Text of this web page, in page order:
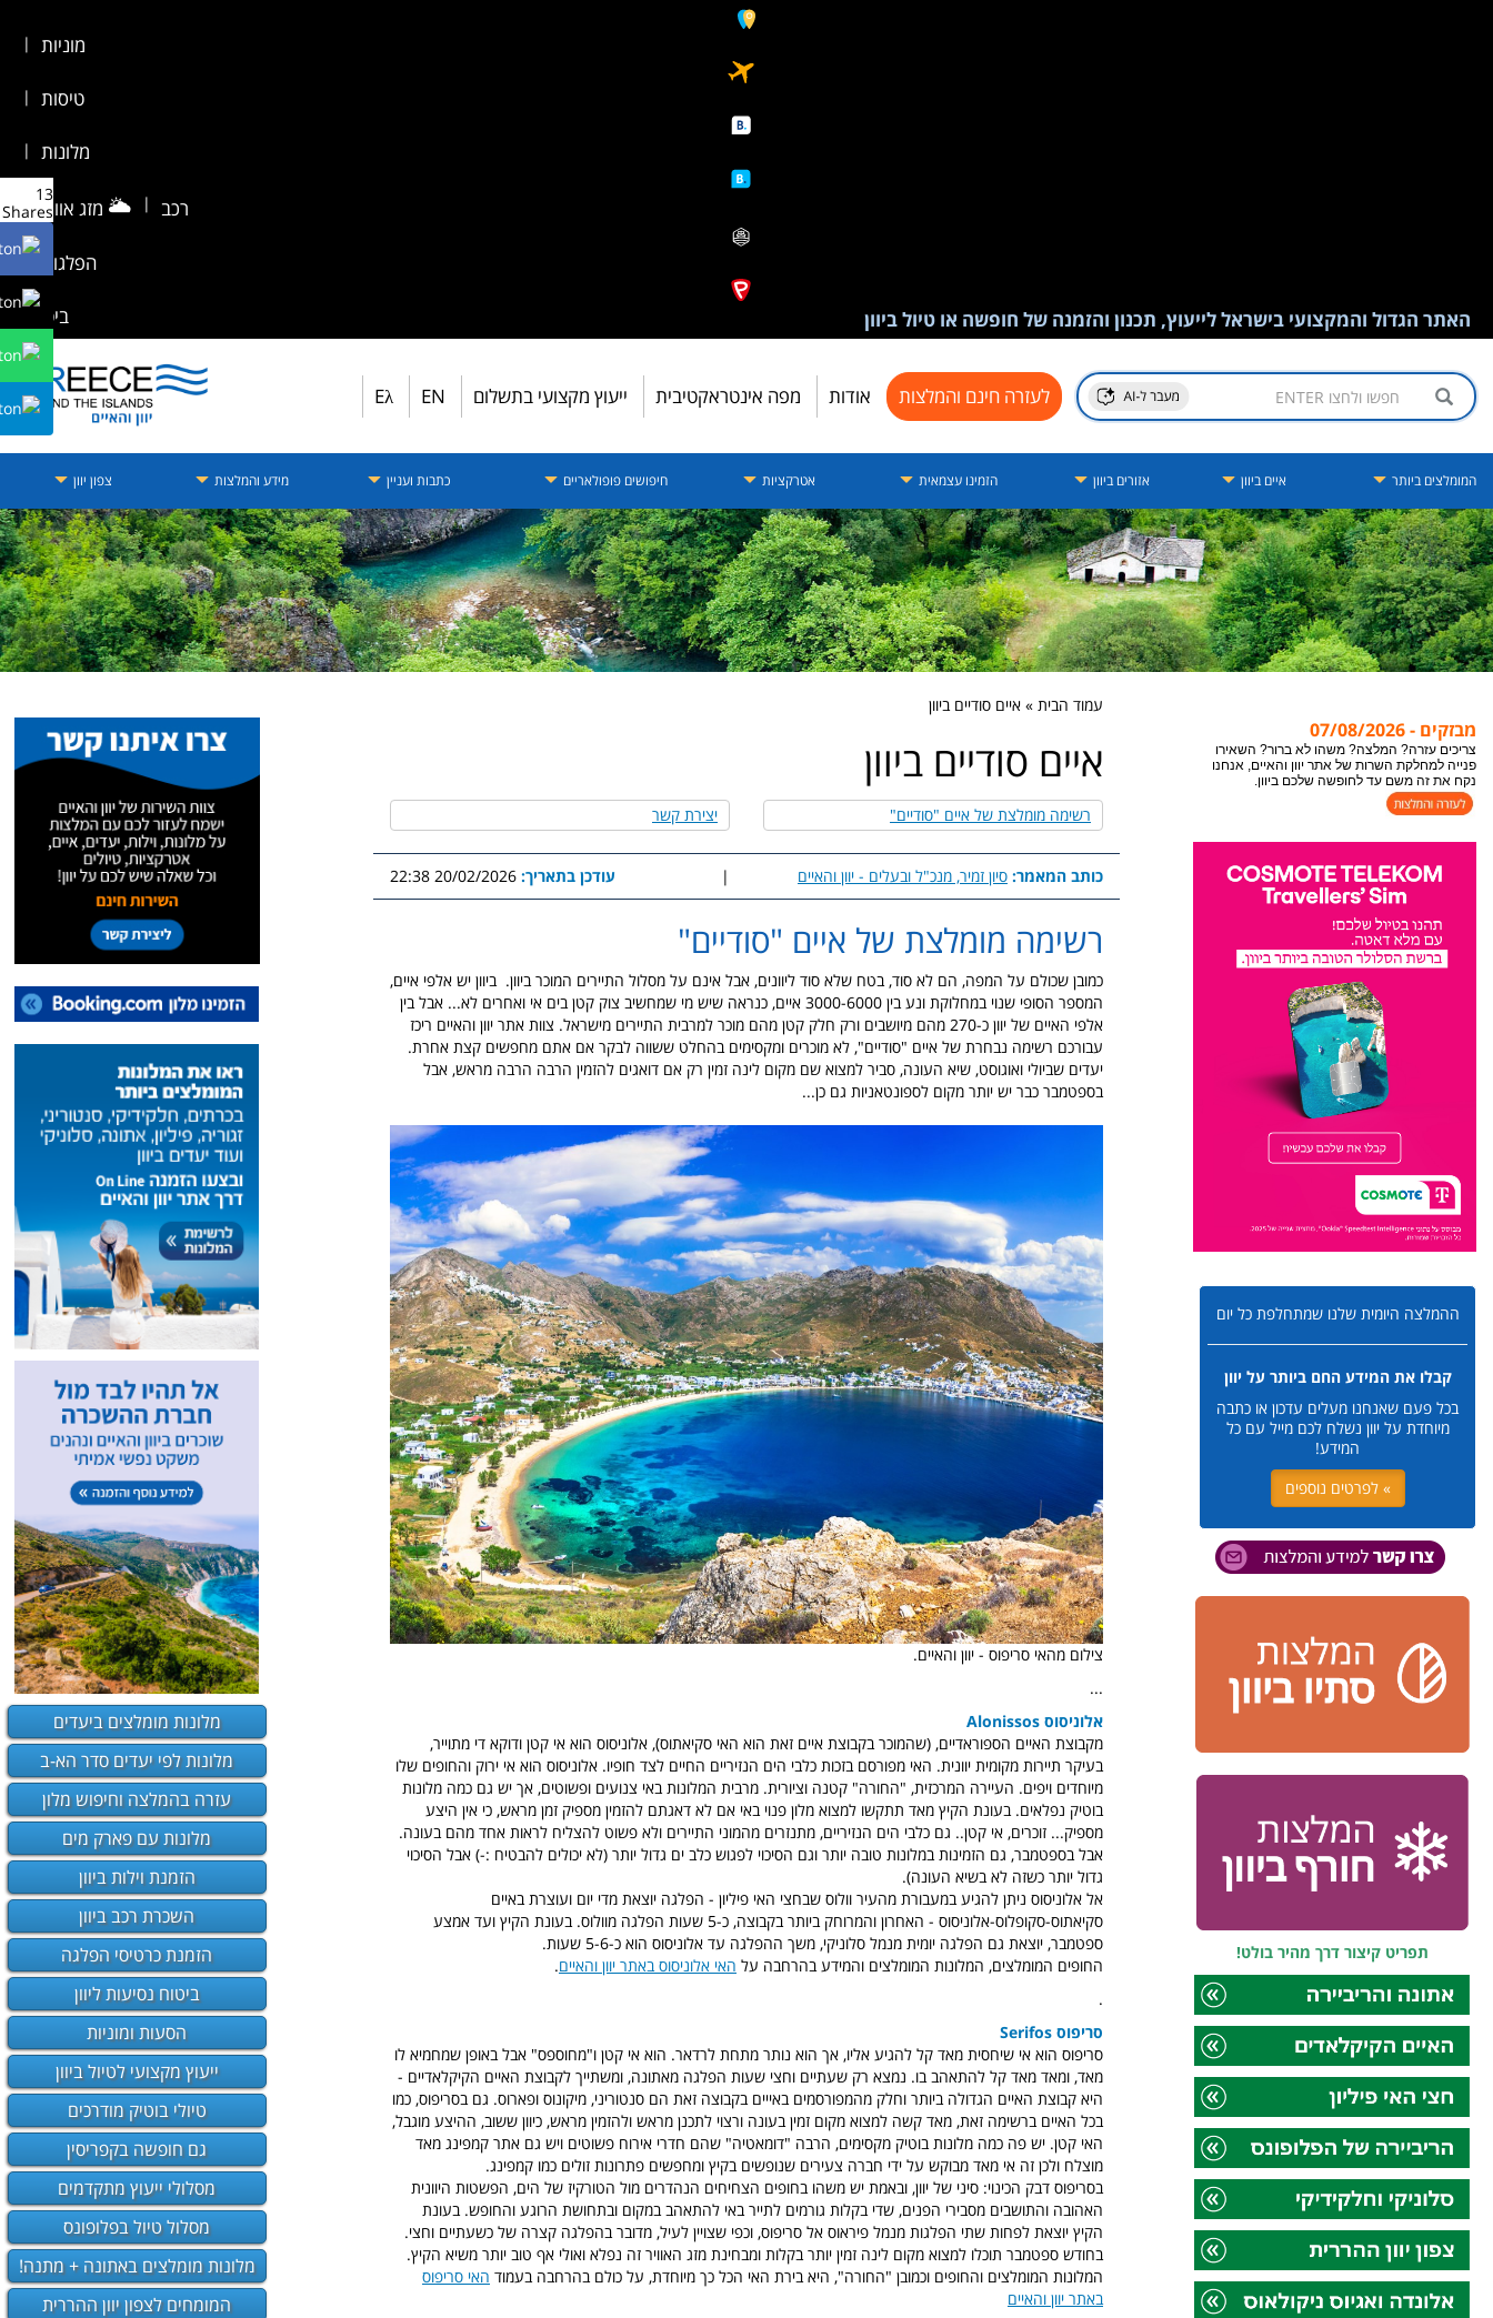
מוניות |
טיסות |
מלונות |
רכב |
🌥️ מזג אוויר |
הפלגות |
ביטוח האתר הגדול והמקצועי בישראל לייעוץ, תכנון והזמנה של חופשה או טיול ביוון
לעזרה חינם והמלצות אודות מפה אינטראקטיבית ייעוץ מקצועי בתשלום EN
Eλ
המומלצים ביותר איים ביוון אזורים ביוון הזמינו עצמאית אטרקציות חיפושים פופולאריים כתבות ועניין מידע והמלצות צפון יוון
עמוד הבית » איים סודיים ביוון
מבזקים - 07/08/2026
צריכים עזרה? המלצה? משהו לא ברור? השאירו
פנייה למחלקת השרות של אתר יוון והאיים, אנחנו
נקח את זה משם עד לחופשה שלכם ביוון.
ההמלצה היומית שלנו שמתחלפת כל יום
קבלו את המידע החם ביותר על יוון
בכל פעם שאנחנו מעלים עדכון או כתבה
מיוחדת על יוון נשלח לכם מייל עם כל
המידע!
» לפרטים נוספים
תפריט קיצור דרך מהיר בולט!
איים סודיים ביוון
רשימה מומלצת של איים "סודיים" יצירת קשר
כותב המאמר: סיון זמיר, מנכ"ל ובעלים - יוון והאיים | עודכן בתאריך: 20/02/2026 22:38
רשימה מומלצת של איים "סודיים"
כמובן שכולם על המפה, הם לא סוד, בטח שלא סוד ליוונים, אבל אינם על מסלול התיירים המוכר ביוון. ביוון יש אלפי איים,
המספר הסופי שנוי במחלוקת ונע בין 3000-6000 איים, כנראה שיש מי שמחשיב צוק קטן בים אי ואחרים לא... אבל בין
אלפי האיים של יוון כ-270 מהם מיושבים ורק חלק קטן מהם מוכר למרבית התיירים מישראל. צוות אתר יוון והאיים ריכז
עבורכם רשימה נבחרת של איים "סודיים", לא מוכרים ומקסימים בהחלט ששווה לבקר אם אתם מחפשים קצת אחרת.
יעדים שביולי ואוגוסט, שיא העונה, סביר למצוא שם מקום לינה זמין רק אם דואגים להזמין הרבה הרבה מראש, אבל
בספטמבר כבר יש יותר מקום לספונטאניות גם כן...
צילום מהאי סריפוס - יוון והאיים.
...
אלוניסוס Alonissos
מקבוצת האיים הספוראדיים, (שהמוכר בקבוצת איים זאת הוא האי סקיאתוס), אלוניסוס הוא אי קטן ודוקא די מתוייר,
בעיקר תיירות מקומית יוונית. האי מפורסם בזכות כלבי הים הנזיריים החיים לצד חופיו. אלוניסוס הוא אי ירוק והחופים שלו
מיוחדים ויפים. העיירה המרכזית, "החורה" קטנה וציורית. מרבית המלונות באי צנועים ופשוטים, אך יש גם כמה מלונות
בוטיק נפלאים. בעונת הקיץ מאד תתקשו למצוא מלון פנוי באי אם לא דאגתם להזמין מספיק זמן מראש, כי אין היצע
מספיק... זוכרים, אי קטן.. גם כלבי הים הנזיריים, מתנזרים מהמוני התיירים ולא פשוט להצליח לראות אחד מהם בעונה.
אבל בספטמבר, גם הזמינות במלונות טובה יותר וגם הסיכוי לפגוש כלב ים גדול יותר (לא יכולים להבטיח :-) אבל הסיכוי
גדול יותר כשזה לא בשיא העונה).
אל אלוניסוס ניתן להגיע במעבורת מהעיר וולוס שבחצי האי פיליון - הפלגה יוצאת מדי יום ועוצרת באיים
סקיאתוס-סקופלוס-אלוניסוס - האחרון והמרוחק ביותר בקבוצה, כ-5 שעות הפלגה מוולוס. בעונת הקיץ ועד אמצע
ספטמבר, יוצאת גם הפלגה יומית מנמל סלוניקי, משך ההפלגה עד אלוניסוס הוא כ-5-6 שעות.
החופים המומלצים, המלונות המומלצים והמידע בהרחבה על האי אלוניסוס באתר יוון והאיים.
.
סריפוס Serifos
סריפוס הוא אי שיחסית מאד קל להגיע אליו, אך הוא נותר מתחת לרדאר. הוא אי קטן ו"מחוספס" אבל באופן שמחמיא לו
מאד, ומאד מאד קל להתאהב בו. נמצא רק שעתיים וחצי שעות הפלגה מאתונה, ומשתייך לקבוצת האיים הקיקלאדיים -
היא קבוצת האיים הגדולה ביותר וחלק מהמפורסמים באייים בקבוצה זאת הם סנטוריני, מיקונוס ופארוס. גם בסריפוס, כמו
בכל האיים ברשימה זאת, מאד קשה למצוא מקום זמין בעונה ורצוי לתכנן מראש ולהזמין מראש, כיוון ששוב, ההיצע מוגבל,
האי קטן. יש פה כמה מלונות בוטיק מקסימים, הרבה "דומאטיה" שהם חדרי אירוח פשוטים ויש גם אתר קמפינג מאד
מוצלח ולכן זה אי מאד מבוקש על ידי חברה צעירים שנופשים בקיץ ומחפשים פתרונות זולים כמו קמפינג.
בסריפוס דבק הכינוי: סיני של יוון, ובאמת יש משהו בחופים הצחיחים הנהדרים מול הטורקיז של הים, הפשטות היוונית
האהובה והתושבים מסבירי הפנים, שדי בקלות גורמים לתייר באי להתאהב במקום ובתחושת הרוגע והחופש. בעונת
הקיץ יוצאת לפחות שתי הפלגות מנמל פיראוס אל סריפוס, וכפי שצויין לעיל, מדובר בהפלגה קצרה של כשעתיים וחצי.
בחודש ספטמבר תוכלו למצוא מקום לינה זמין יותר בקלות ומבחינת מזג האוויר זה נפלא ואולי אף טוב יותר משיא הקיץ.
המלונות המומלצים והחופים וכמובן "החורה", היא בירת האי הכל כך מיוחדת, על כולם בהרחבה בעמוד האי סריפוס
באתר יוון והאיים
13
Shares
מלונות מומלצים ביעדים
מלונות לפי יעדים סדר הא-ב
עזרה בהמלצה וחיפוש מלון
מלונות עם פארק מים
הזמנת וילות ביוון
השכרת רכב ביוון
הזמנת כרטיסי הפלגה
ביטוח נסיעות ליוון
הסעות ומוניות
ייעוץ מקצועי לטיול ביוון
טיולי בוטיק מודרכים
גם חופשה בקפריסין
מסלולי ייעוץ מתקדמים
מסלול טיול בפלופונס
מלונות מומלצים באתונה + מתנה!
המומחים לצפון יוון ההררית